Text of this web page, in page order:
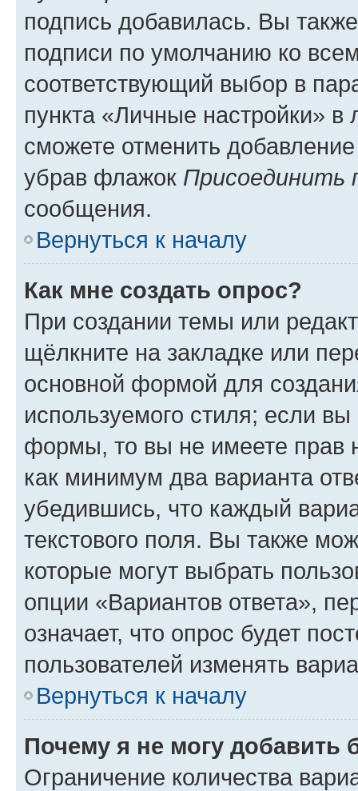
подпись добавилась. Вы
подписи по умолчанию ко
соответствующий выбор в
пункта «Личные настройки»
сможете отменить
убрав флажок Присоединить
сообщения.
Вернуться к началу
Как мне создать опрос?
При создании темы или
щёлкните на закладке или
основной формой для
используемого стиля; если
формы, то вы не имеете прав
как минимум два варианта
убедившись, что каждый
текстового поля. Вы также
которые могут выбрать
опции «Вариантов ответа»,
означает, что опрос будет
пользователей изменять
Вернуться к началу
Почему я не могу добавить
Ограничение количества